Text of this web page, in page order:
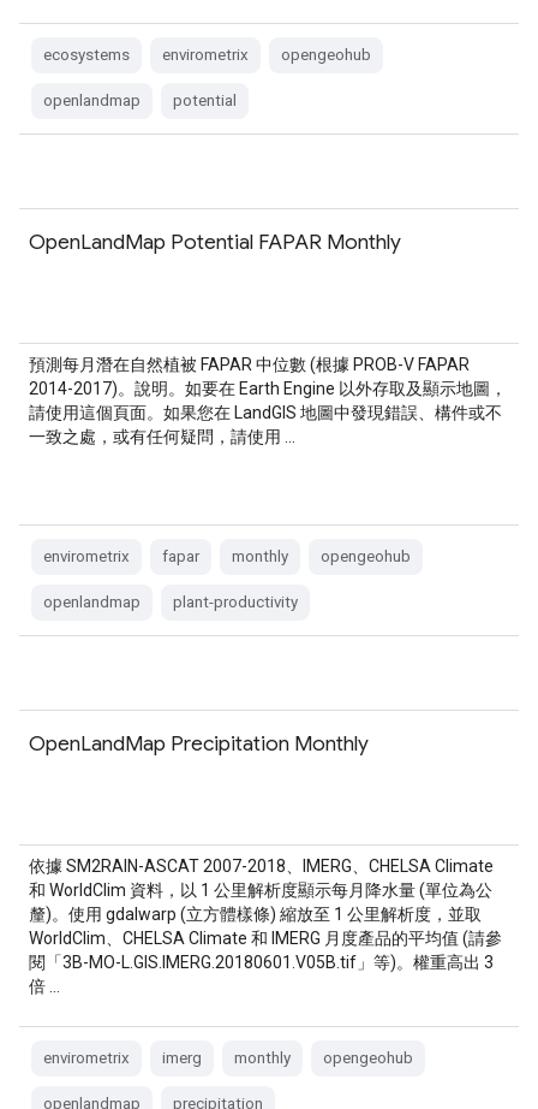
ecosystems envirometrix opengeohub
openlandmap potential
OpenLandMap Potential FAPAR Monthly
預測每月潛在自然植被 FAPAR 中位數 (根據 PROB-V FAPAR
2014-2017)。說明。如要在 Earth Engine 以外存取及顯示地圖，
請使用這個頁面。如果您在 LandGIS 地圖中發現錯誤、構件或不
一致之處，或有任何疑問，請使用 …
envirometrix fapar monthly opengeohub
openlandmap plant-productivity
OpenLandMap Precipitation Monthly
依據 SM2RAIN-ASCAT 2007-2018、IMERG、CHELSA Climate
和 WorldClim 資料，以 1 公里解析度顯示每月降水量 (單位為公
釐)。使用 gdalwarp (立方體樣條) 縮放至 1 公里解析度，並取
WorldClim、CHELSA Climate 和 IMERG 月度產品的平均值 (請參
閱「3B-MO-L.GIS.IMERG.20180601.V05B.tif」等)。權重高出 3
倍 …
envirometrix imerg monthly opengeohub
openlandmap precipitation